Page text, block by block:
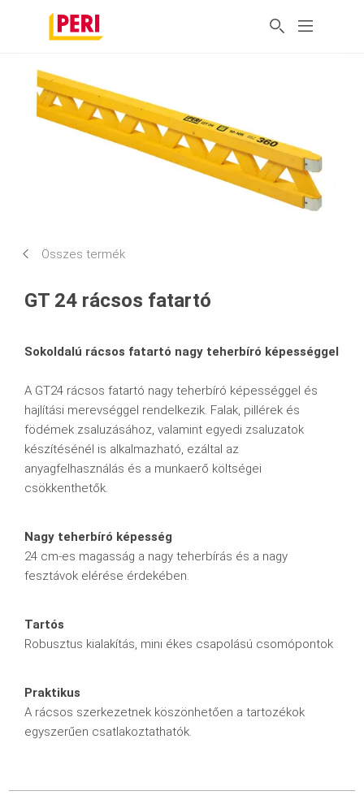
Összes termék
GT 24 rácsos fatartó
Sokoldalú rácsos fatartó nagy teherbíró képességgel
A GT24 rácsos fatartó nagy teherbíró képességgel és
hajlítási merevséggel rendelkezik. Falak, pillérek és
födémek zsaluzásához, valamint egyedi zsaluzatok
készítésénél is alkalmazható, ezáltal az
anyagfelhasználás és a munkaerő költségei
csökkenthetők.
Nagy teherbíró képesség
24 cm-es magasság a nagy teherbírás és a nagy
fesztávok elérése érdekében.
Tartós
Robusztus kialakítás, mini ékes csapolású csomópontok
Praktikus
A rácsos szerkezetnek köszönhetően a tartozékok
egyszerűen csatlakoztathatók.